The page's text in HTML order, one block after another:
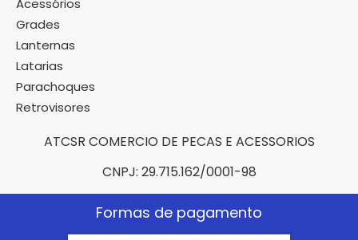
Acessórios
Grades
Lanternas
Latarias
Parachoques
Retrovisores
ATCSR COMERCIO DE PECAS E ACESSORIOS
CNPJ: 29.715.162/0001-98
Formas de pagamento